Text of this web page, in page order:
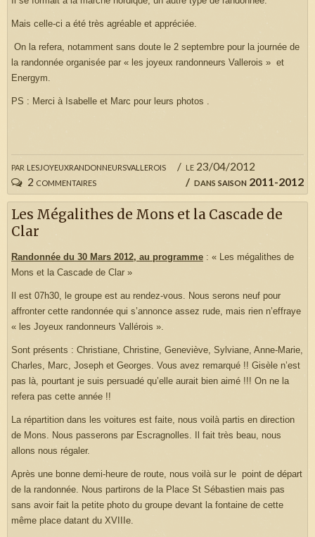
par lesjoyeuxrandonneursvallerois
le 23/04/2012
dans saison 2011-2012
2 commentaires
Mais celle-ci a été très agréable et appréciée.
On la refera, notamment sans doute le 2 septembre pour la journée de
la randonnée organisée par « les joyeux randonneurs Vallerois » et
Energym.
PS : Merci à Isabelle et Marc pour leurs photos .
Les Mégalithes de Mons et la Cascade de
Clar
Randonnée du 30 Mars 2012, au programme : « Les mégalithes de
Mons et la Cascade de Clar »
Il est 07h30, le groupe est au rendez-vous. Nous serons neuf pour
affronter cette randonnée qui s’annonce assez rude, mais rien n’effraye
« les Joyeux randonneurs Vallérois ».
Sont présents : Christiane, Christine, Geneviève, Sylviane, Anne-Marie,
Charles, Marc, Joseph et Georges. Vous avez remarqué !! Gisèle n’est
pas là, pourtant je suis persuadé qu’elle aurait bien aimé !!! On ne la
refera pas cette année !!
La répartition dans les voitures est faite, nous voilà partis en direction
de Mons. Nous passerons par Escragnolles. Il fait très beau, nous
allons nous régaler.
Après une bonne demi-heure de route, nous voilà sur le point de départ
de la randonnée. Nous partirons de la Place St Sébastien mais pas
sans avoir fait la petite photo du groupe devant la fontaine de cette
même place datant du XVIIIe.